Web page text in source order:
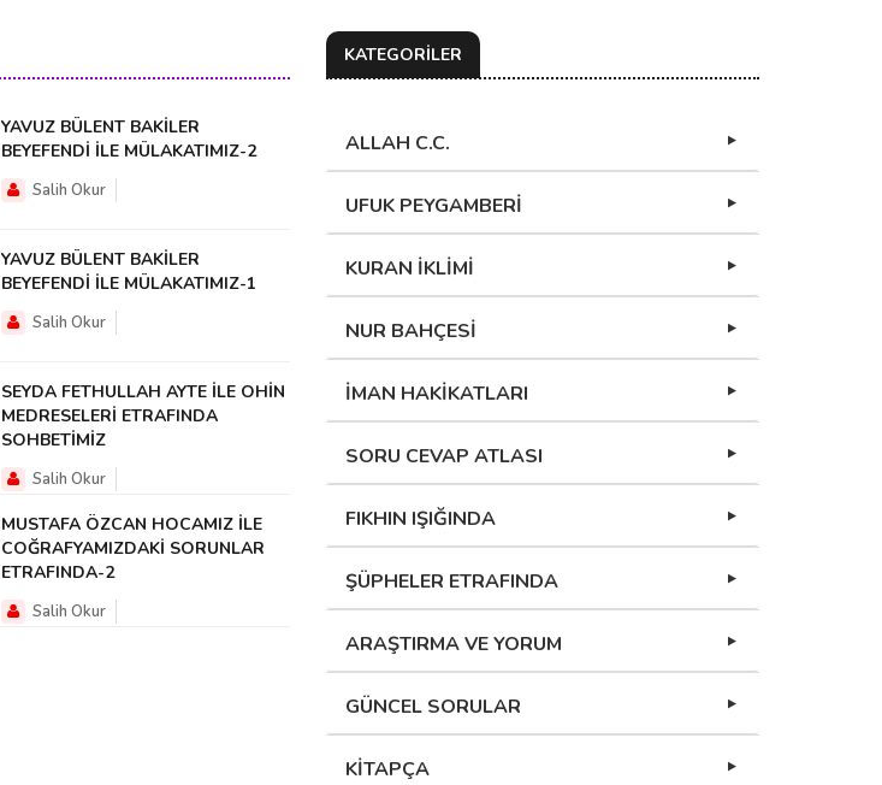
YAVUZ BÜLENT BAKİLER
BEYEFENDİ İLE MÜLAKATIMIZ-2
Salih Okur
YAVUZ BÜLENT BAKİLER
BEYEFENDİ İLE MÜLAKATIMIZ-1
Salih Okur
SEYDA FETHULLAH AYTE İLE OHİN
MEDRESELERİ ETRAFINDA
SOHBETİMİZ
Salih Okur
MUSTAFA ÖZCAN HOCAMIZ İLE
COĞRAFYAMIZDAKİ SORUNLAR
ETRAFINDA-2
Salih Okur
KATEGORİLER
ALLAH C.C.
UFUK PEYGAMBERİ
KURAN İKLİMİ
NUR BAHÇESİ
İMAN HAKİKATLARI
SORU CEVAP ATLASI
FIKHIN IŞIĞINDA
ŞÜPHELER ETRAFINDA
ARAŞTIRMA VE YORUM
GÜNCEL SORULAR
KİTAPÇA